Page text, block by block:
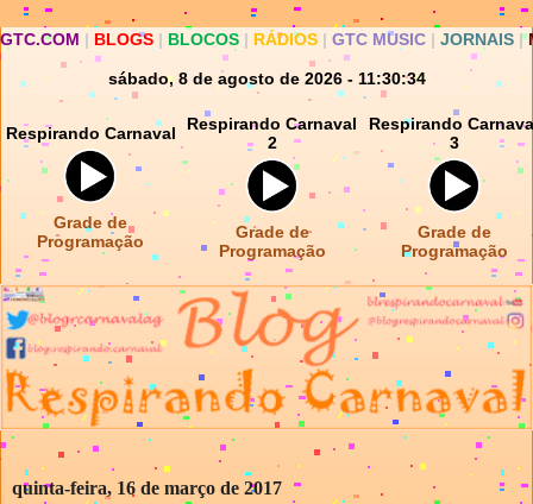
GTC.COM | BLOGS| BLOCOS| RÁDIOS| GTC MUSIC| JORNAIS|
sábado, 8 de agosto de 2026 - 11:30:34
Respirando Carnaval
Grade de
Programação
Respirando Carnaval
2
Grade de
Programação
Respirando
3
Grade de
Programação
quinta-feira, 16 de março de 2017